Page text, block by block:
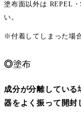
塗布面以外は REPEL
い。
※付着してしまった場
◎塗布
成分が分離している
器をよく振って開封